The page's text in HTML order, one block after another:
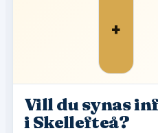
+
Vill du synas
i Skellefteå?